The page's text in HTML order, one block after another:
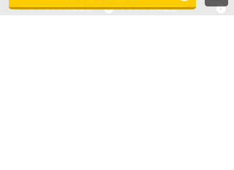
スマートウォッチ買取査定 デジカメ買取査定